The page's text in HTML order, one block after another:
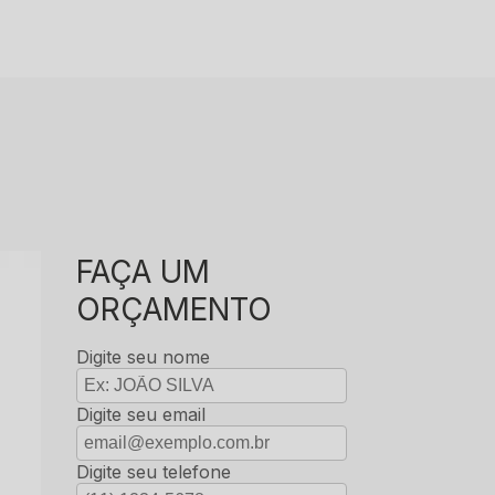
FAÇA UM
ORÇAMENTO
Digite seu nome
Digite seu email
Digite seu telefone